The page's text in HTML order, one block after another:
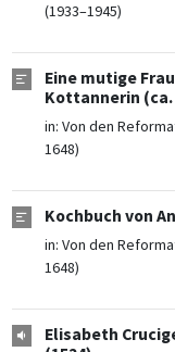
(1933–1945)
Eine mutige
Kottannerin (ca.
in: Von den
1648)
Kochbuch von
in: Von den
1648)
Elisabeth